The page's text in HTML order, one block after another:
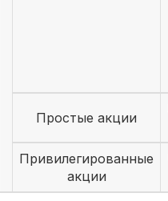
Простые акции
Привилегированные
акции